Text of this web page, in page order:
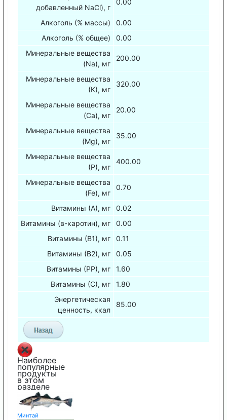
добавленный NaCl), г
Алкоголь (% массы)
0.00
Алкоголь (% общее)
0.00
Минеральные вещества
(Na), мг
200.00
Минеральные вещества
(К), мг
320.00
Минеральные вещества
(Са), мг
20.00
Минеральные вещества
(Mg), мг
35.00
Минеральные вещества
(Р), мг
400.00
Минеральные вещества
(Fe), мг
0.70
Витамины (А), мг
0.02
Витамины (в-каротин), мг
0.00
Витамины (В1), мг
0.11
Витамины (В2), мг
0.05
Витамины (РР), мг
1.60
Витамины (С), мг
1.80
Энергетическая
ценность, ккал
85.00
Наиболее
популярные
продукты
в этом
разделе
Минтай